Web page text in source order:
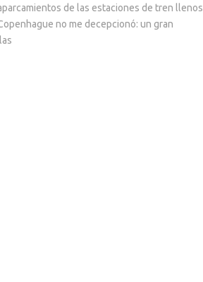
de las estaciones de tren llenos
no me decepcionó: un gran